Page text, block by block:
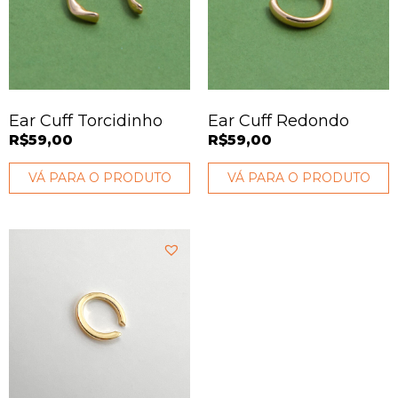
Ear Cuff Torcidinho
R$59,00
VÁ PARA O PRODUTO
Ear Cuff Redondo
R$59,00
VÁ PARA O PRODUTO